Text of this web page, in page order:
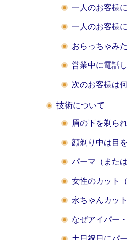
一人のお客様
一人のお客様
おらっちゃみ
営業中に電話
次のお客様は
技術について
眉の下を剃ら
顔剃り中は目
パーマ（また
女性のカット
永ちゃんカッ
なぜアイパー